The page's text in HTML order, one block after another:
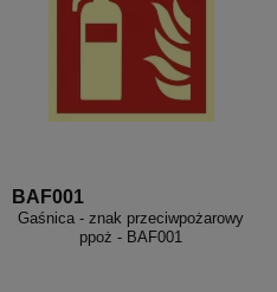
BAF001
Gaśnica - znak przeciwpożarowy
ppoż - BAF001